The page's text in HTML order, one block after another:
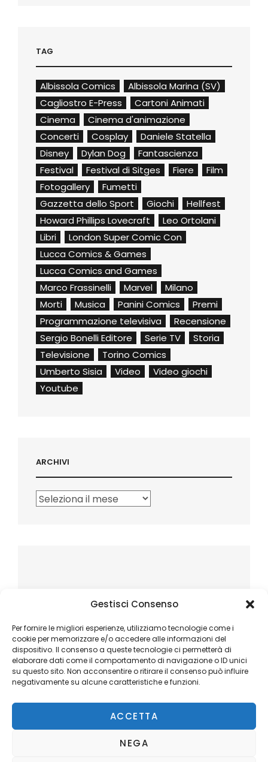
Gestisci Consenso
Per fornire le migliori esperienze, utilizziamo tecnologie come i
cookie per memorizzare e/o accedere alle informazioni del
dispositivo. Il consenso a queste tecnologie ci permetterà di
elaborare dati come il comportamento di navigazione o ID unici
su questo sito. Non acconsentire o ritirare il consenso può influire
negativamente su alcune caratteristiche e funzioni.
ACCETTA
NEGA
TAG
Albissola Comics
Albissola Marina (SV)
Cagliostro E-Press
Cartoni Animati
Cinema
Cinema d'animazione
Concerti
Cosplay
Daniele Statella
Disney
Dylan Dog
Fantascienza
Festival
Festival di Sitges Fiere
Film
Fotogallery
Fumetti
Gazzetta dello Sport
Giochi
Hellfest
Howard Phillips Lovecraft
Leo Ortolani
Libri
London Super Comic Con
Lucca Comics & Games
Lucca Comics and Games
Marco Frassinelli
Marvel
Milano
Morti
Musica Panini Comics
Premi
Programmazione televisiva
Recensione
Sergio Bonelli Editore
Serie TV
Storia
Televisione
Torino Comics
Umberto Sisia
Video
Video giochi
Youtube
ARCHIVI
Archivi